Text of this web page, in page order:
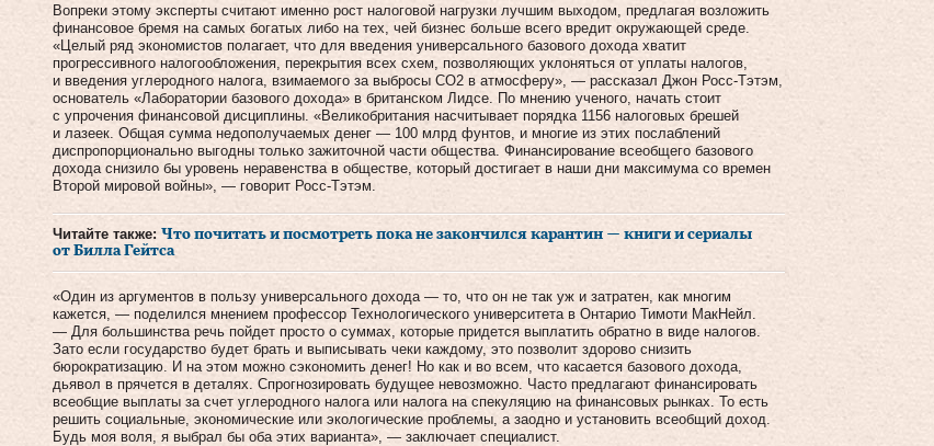
Вопреки этому эксперты считают именно рост налоговой нагрузки лучшим выходом, предлагая возложить
финансовое бремя на самых богатых либо на тех, чей бизнес больше всего вредит окружающей среде.
«Целый ряд экономистов полагает, что для введения универсального базового дохода хватит
прогрессивного налогообложения, перекрытия всех схем, позволяющих уклоняться от уплаты налогов,
и введения углеродного налога, взимаемого за выбросы CO2 в атмосферу», — рассказал Джон Росс-Тэтэм,
основатель «Лаборатории базового дохода» в британском Лидсе. По мнению ученого, начать стоит
с упрочения финансовой дисциплины. «Великобритания насчитывает порядка 1156 налоговых брешей
и лазеек. Общая сумма недополучаемых денег — 100 млрд фунтов, и многие из этих послаблений
диспропорционально выгодны только зажиточной части общества. Финансирование всеобщего базового
дохода снизило бы уровень неравенства в обществе, который достигает в наши дни максимума со времен
Второй мировой войны», — говорит Росс-Тэтэм.
Читайте также: Что почитать и посмотреть пока не закончился карантин — книги и сериалы
от Билла Гейтса
«Один из аргументов в пользу универсального дохода — то, что он не так уж и затратен, как многим
кажется, — поделился мнением профессор Технологического университета в Онтарио Тимоти МакНейл.
— Для большинства речь пойдет просто о суммах, которые придется выплатить обратно в виде налогов.
Зато если государство будет брать и выписывать чеки каждому, это позволит здорово снизить
бюрократизацию. И на этом можно сэкономить денег! Но как и во всем, что касается базового дохода,
дьявол в прячется в деталях. Спрогнозировать будущее невозможно. Часто предлагают финансировать
всеобщие выплаты за счет углеродного налога или налога на спекуляцию на финансовых рынках. То есть
решить социальные, экономические или экологические проблемы, а заодно и установить всеобщий доход.
Будь моя воля, я выбрал бы оба этих варианта», — заключает специалист.